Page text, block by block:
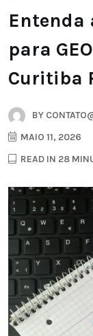
Entenda
para
Curitiba
BY
MAIO 11, 2026
READ IN 28